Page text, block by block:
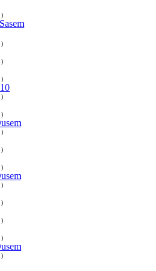
)
)
)
)
)
)
)
)
)
)
)
)
)
)